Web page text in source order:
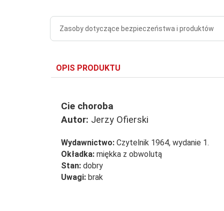
Zasoby dotyczące bezpieczeństwa i produktów
OPIS PRODUKTU
Cie choroba
Autor: Jerzy Ofierski
Wydawnictwo: Czytelnik 1964, wydanie 1.
Okładka: miękka z obwolutą
Stan: dobry
Uwagi: brak